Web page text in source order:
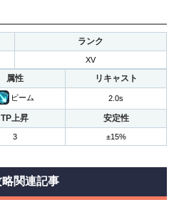
ランク
XV
属性 リキャスト
ビーム 2.0s
TP上昇 安定性
3 ±15%
関連記事